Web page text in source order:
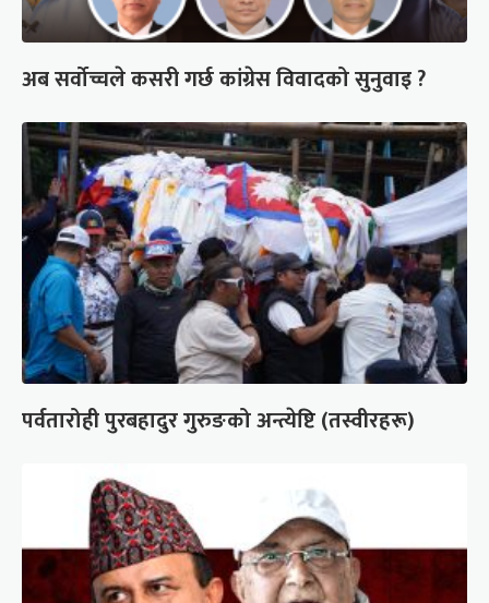
अब सर्वोच्चले कसरी गर्छ कांग्रेस विवादको सुनुवाइ ?
पर्वतारोही पुरबहादुर गुरुङको अन्त्येष्टि (तस्वीरहरू)